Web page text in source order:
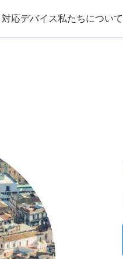
対応デバイス私たちについて